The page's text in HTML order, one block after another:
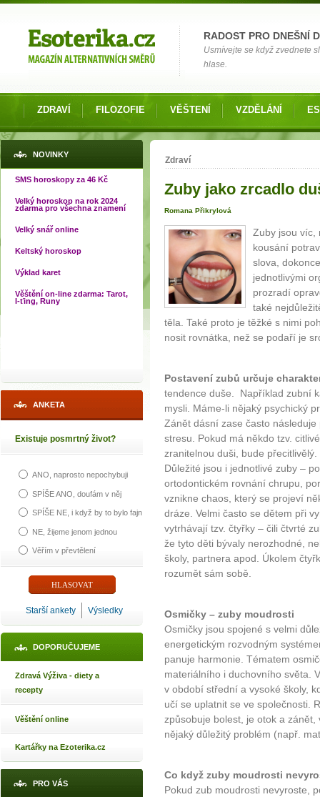
RADOST PRO DNEŠNÍ
Usmívejte se když zvednete
hlase.
ZDRAVÍ FILOZOFIE VĚŠTENÍ VZDĚLÁNÍ
NOVINKY
SMS horoskopy za 46 Kč
Velký horoskop na rok 2024
zdarma pro všechna znamení
Velký snář online
Keltský horoskop
Výklad karet
Věštění on-line zdarma: Tarot,
I-ťing, Runy
ANKETA
Existuje posmrtný život?
ANO, naprosto nepochybuji
SPÍŠE ANO, doufám v něj
SPÍŠE NE, i když by to bylo fajn
NE, žijeme jenom jednou
Věřím v převtělení
Starší ankety Výsledky
DOPORUČUJEME
Zdravá Výživa - diety a
recepty
Věštění online
Kartářky na Ezoterika.cz
PRO VÁS
Jste zde
Zdraví
Zuby jako zrcadlo
Romana Přikrylová
Zuby jsou víc,
kousání
slova,
jednotlivými
prozradí
také
těla. Také proto je těžké s nimi
nosit rovnátka, než se podaří je
Postavení zubů určuje
tendence duše. Například zubní
mysli. Máme-li nějaký psychický
Zánět dásní zase často
stresu. Pokud má někdo tzv.
zranitelnou duši, bude přecitlivělý.
Důležité jsou i jednotlivé zuby –
ortodontickém rovnání chrupu,
vznikne chaos, který se projeví
dráze. Velmi často se dětem při
vytrhávají tzv. čtyřky – čili čtvrté
že tyto děti bývaly nerozhodné,
školy, partnera apod. Úkolem
rozumět sám sobě.
Osmičky – zuby moudrosti
Osmičky jsou spojené s velmi
energetickým rozvodným
panuje harmonie. Tématem
materiálního i duchovního světa.
v období střední a vysoké školy,
učí se uplatnit se ve společnosti.
způsobuje bolest, je otok a
nějaký důležitý problém (např.
Co když zuby moudrosti
Pokud zub moudrosti nevyroste,